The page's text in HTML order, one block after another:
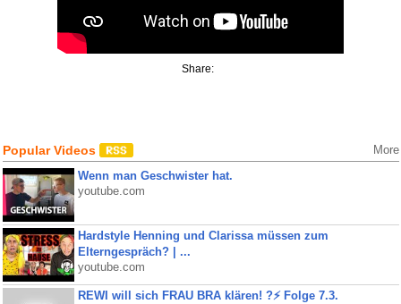
Share:
Popular Videos More
Wenn man Geschwister hat.
youtube.com
Hardstyle Henning und Clarissa müssen zum
Elterngespräch? | ...
youtube.com
REWI will sich FRAU BRA klären! ?⚡️ Folge 7.3.